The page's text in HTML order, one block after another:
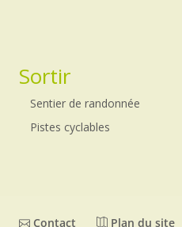
Sortir
Sentier de randonnée
Pistes cyclables
Contact Plan du site